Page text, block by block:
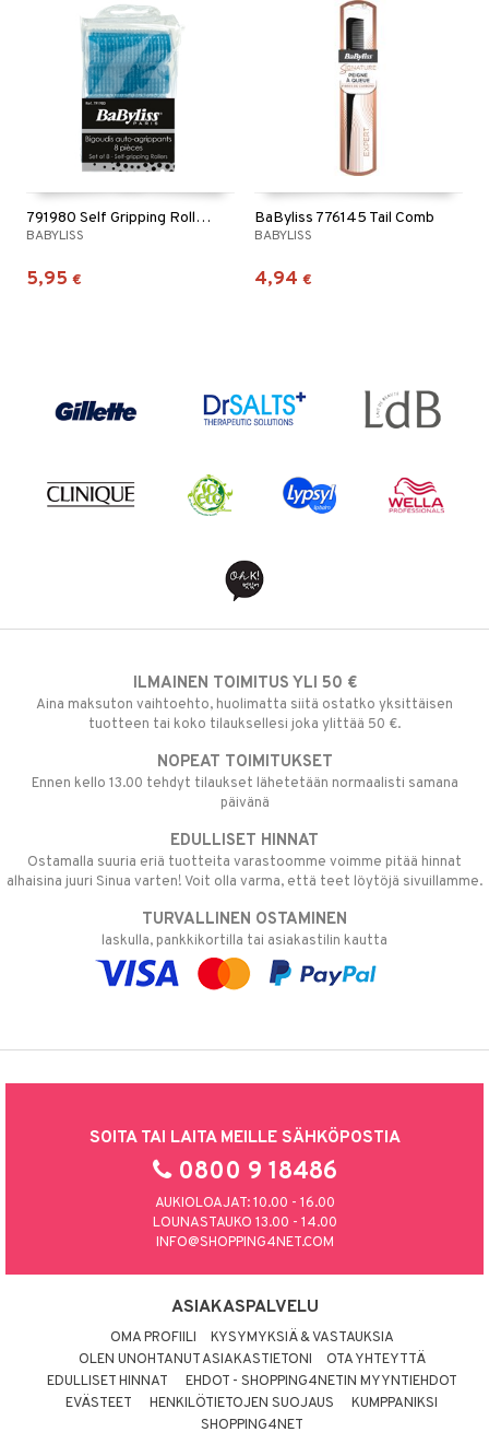
791980 Self Gripping Rollers
BABYLISS
5,95 €
BaByliss 776145 Tail Comb
BABYLISS
4,94 €
ILMAINEN TOIMITUS YLI 50 €
Aina maksuton vaihtoehto, huolimatta siitä ostatko yksittäisen
tuotteen tai koko tilauksellesi joka ylittää 50 €.
NOPEAT TOIMITUKSET
Ennen kello 13.00 tehdyt tilaukset lähetetään normaalisti samana
päivänä
EDULLISET HINNAT
Ostamalla suuria eriä tuotteita varastoomme voimme pitää hinnat
alhaisina juuri Sinua varten! Voit olla varma, että teet löytöjä sivuillamme.
TURVALLINEN OSTAMINEN
laskulla, pankkikortilla tai asiakastilin kautta
SOITA TAI LAITA MEILLE SÄHKÖPOSTIA
0800 9 18486
AUKIOLOAJAT: 10.00 - 16.00
LOUNASTAUKO 13.00 - 14.00
INFO@SHOPPING4NET.COM
ASIAKASPALVELU
OMA PROFIILI
KYSYMYKSIÄ & VASTAUKSIA
OLEN UNOHTANUT ASIAKASTIETONI
OTA YHTEYTTÄ
EDULLISET HINNAT
EHDOT - SHOPPING4NETIN MYYNTIEHDOT
EVÄSTEET
HENKILÖTIETOJEN SUOJAUS
KUMPPANIKSI
SHOPPING4NET